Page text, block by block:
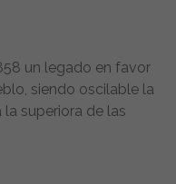
un legado en favor
siendo oscilable la
superiora de las